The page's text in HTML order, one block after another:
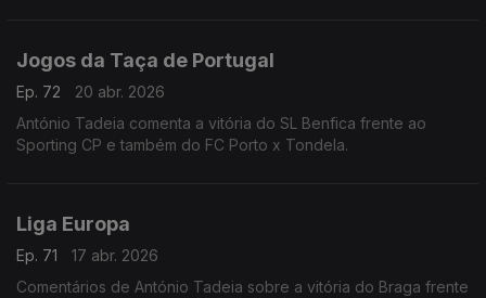
Jogos da Taça de Portugal
Ep. 72
20 abr. 2026
António Tadeia comenta a vitória do SL Benfica frente ao
Sporting CP e também do FC Porto x Tondela.
Liga Europa
Ep. 71
17 abr. 2026
Comentários de António Tadeia sobre a vitória do Braga frente